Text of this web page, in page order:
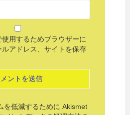
用するためブラウザーに
ルアドレス、サイトを保存
を低減するために Akismet